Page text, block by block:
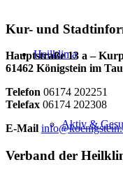
Heilklima
Aktiv &
Kur- und
Hauptstraße 13 a –
61462 Königstein im
Telefon 06174 202251
Telefax 06174 202308
E-Mail
Verband der